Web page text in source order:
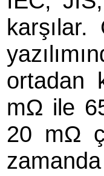
ortadan
mΩ ile
20 mΩ